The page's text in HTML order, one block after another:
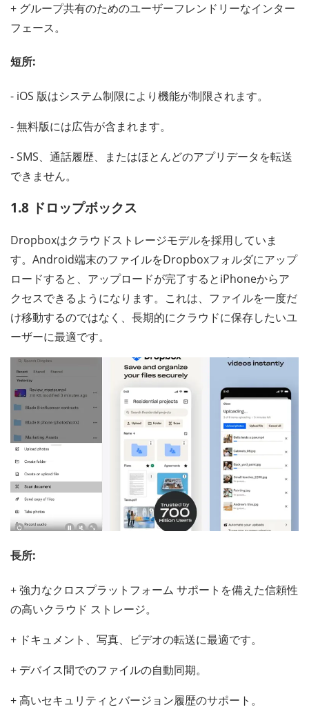
+ グループ共有のためのユーザーフレンドリーなインター
フェース。
短所:
- iOS 版はシステム制限により機能が制限されます。
- 無料版には広告が含まれます。
- SMS、通話履歴、またはほとんどのアプリデータを転送
できません。
1.8 ドロップボックス
Dropboxはクラウドストレージモデルを採用していま
す。Android端末のファイルをDropboxフォルダにアップ
ロードすると、アップロードが完了するとiPhoneからア
クセスできるようになります。これは、ファイルを一度だ
け移動するのではなく、長期的にクラウドに保存したいユ
ーザーに最適です。
長所:
+ 強力なクロスプラットフォーム サポートを備えた信頼性
の高いクラウド ストレージ。
+ ドキュメント、写真、ビデオの転送に最適です。
+ デバイス間でのファイルの自動同期。
+ 高いセキュリティとバージョン履歴のサポート。